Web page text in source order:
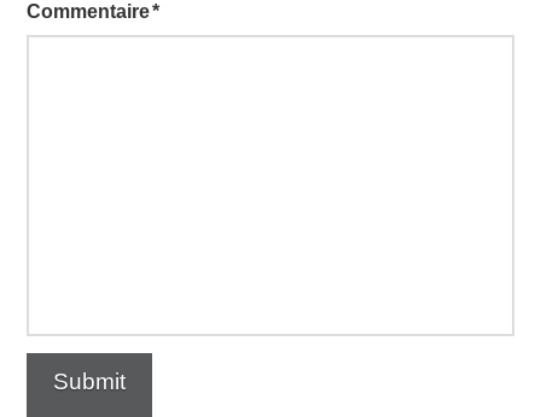
Commentaire*